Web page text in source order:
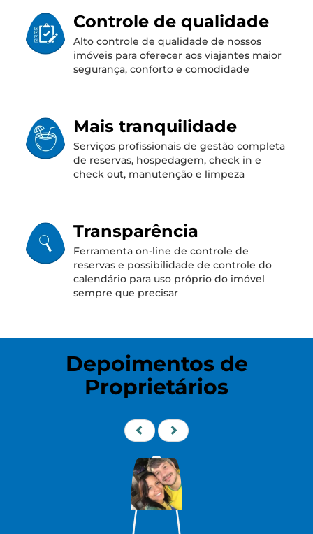
Controle de qualidade
Alto controle de qualidade de nossos
imóveis para oferecer aos viajantes maior
segurança, conforto e comodidade
Mais tranquilidade
Serviços profissionais de gestão completa
de reservas, hospedagem, check in e
check out, manutenção e limpeza
Transparência
Ferramenta on-line de controle de
reservas e possibilidade de controle do
calendário para uso próprio do imóvel
sempre que precisar
Depoimentos de
Proprietários